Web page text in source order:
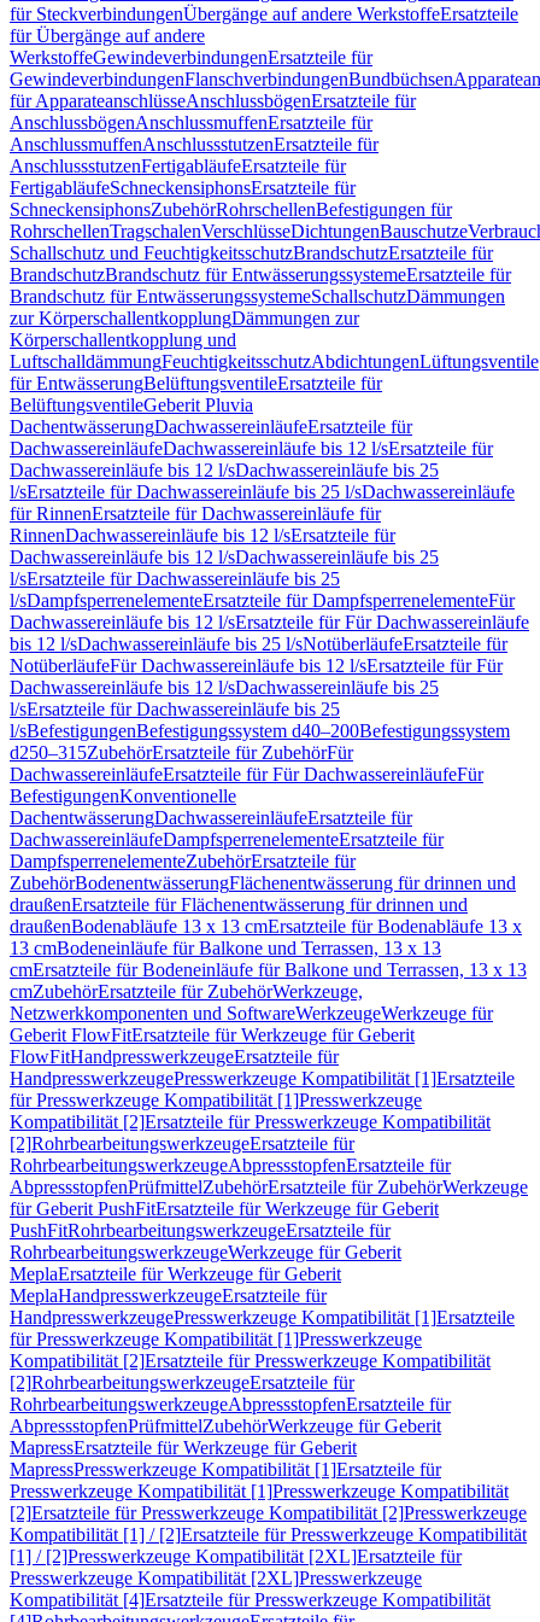
für SteckverbindungenÜbergänge auf andere WerkstoffeErsatzteile
für Übergänge auf andere
WerkstoffeGewindeverbindungenErsatzteile für
GewindeverbindungenFlanschverbindungenBundbüchsen
für ApparateanschlüsseAnschlussbögenErsatzteile für
AnschlussbögenAnschlussmuffenErsatzteile für
AnschlussmuffenAnschlussstutzenErsatzteile für
AnschlussstutzenFertigabläufeErsatzteile für
FertigabläufeSchneckensiphonsErsatzteile für
SchneckensiphonsZubehörRohrschellenBefestigungen für
RohrschellenTragschalenVerschlüsseDichtungenBauschutze
Schallschutz und FeuchtigkeitsschutzBrandschutzErsatzteile für
BrandschutzBrandschutz für EntwässerungssystemeErsatzteile für
Brandschutz für EntwässerungssystemeSchallschutzDämmungen
zur KörperschallentkopplungDämmungen zur
Körperschallentkopplung und
LuftschalldämmungFeuchtigkeitsschutzAbdichtungenLüftungsventile
für EntwässerungBelüftungsventileErsatzteile für
BelüftungsventileGeberit Pluvia
DachentwässerungDachwassereinläufeErsatzteile für
DachwassereinläufeDachwassereinläufe bis 12 l/sErsatzteile für
Dachwassereinläufe bis 12 l/sDachwassereinläufe bis 25
l/sErsatzteile für Dachwassereinläufe bis 25 l/sDachwassereinläufe
für RinnenErsatzteile für Dachwassereinläufe für
RinnenDachwassereinläufe bis 12 l/sErsatzteile für
Dachwassereinläufe bis 12 l/sDachwassereinläufe bis 25
l/sErsatzteile für Dachwassereinläufe bis 25
l/sDampfsperrenelementeErsatzteile für DampfsperrenelementeFür
Dachwassereinläufe bis 12 l/sErsatzteile für Für Dachwassereinläufe
bis 12 l/sDachwassereinläufe bis 25 l/sNotüberläufeErsatzteile für
NotüberläufeFür Dachwassereinläufe bis 12 l/sErsatzteile für Für
Dachwassereinläufe bis 12 l/sDachwassereinläufe bis 25
l/sErsatzteile für Dachwassereinläufe bis 25
l/sBefestigungenBefestigungssystem d40–200Befestigungssystem
d250–315ZubehörErsatzteile für ZubehörFür
DachwassereinläufeErsatzteile für Für DachwassereinläufeFür
BefestigungenKonventionelle
DachentwässerungDachwassereinläufeErsatzteile für
DachwassereinläufeDampfsperrenelementeErsatzteile für
DampfsperrenelementeZubehörErsatzteile für
ZubehörBodenentwässerungFlächenentwässerung für drinnen und
draußenErsatzteile für Flächenentwässerung für drinnen und
draußenBodenabläufe 13 x 13 cmErsatzteile für Bodenabläufe 13 x
13 cmBodeneinläufe für Balkone und Terrassen, 13 x 13
cmErsatzteile für Bodeneinläufe für Balkone und Terrassen, 13 x 13
cmZubehörErsatzteile für ZubehörWerkzeuge,
Netzwerkkomponenten und SoftwareWerkzeugeWerkzeuge für
Geberit FlowFitErsatzteile für Werkzeuge für Geberit
FlowFitHandpresswerkzeugeErsatzteile für
HandpresswerkzeugePresswerkzeuge Kompatibilität [1]Ersatzteile
für Presswerkzeuge Kompatibilität [1]Presswerkzeuge
Kompatibilität [2]Ersatzteile für Presswerkzeuge Kompatibilität
[2]RohrbearbeitungswerkzeugeErsatzteile für
RohrbearbeitungswerkzeugeAbpressstopfenErsatzteile für
AbpressstopfenPrüfmittelZubehörErsatzteile für ZubehörWerkzeuge
für Geberit PushFitErsatzteile für Werkzeuge für Geberit
PushFitRohrbearbeitungswerkzeugeErsatzteile für
RohrbearbeitungswerkzeugeWerkzeuge für Geberit
MeplaErsatzteile für Werkzeuge für Geberit
MeplaHandpresswerkzeugeErsatzteile für
HandpresswerkzeugePresswerkzeuge Kompatibilität [1]Ersatzteile
für Presswerkzeuge Kompatibilität [1]Presswerkzeuge
Kompatibilität [2]Ersatzteile für Presswerkzeuge Kompatibilität
[2]RohrbearbeitungswerkzeugeErsatzteile für
RohrbearbeitungswerkzeugeAbpressstopfenErsatzteile für
AbpressstopfenPrüfmittelZubehörWerkzeuge für Geberit
MapressErsatzteile für Werkzeuge für Geberit
MapressPresswerkzeuge Kompatibilität [1]Ersatzteile für
Presswerkzeuge Kompatibilität [1]Presswerkzeuge Kompatibilität
[2]Ersatzteile für Presswerkzeuge Kompatibilität [2]Presswerkzeuge
Kompatibilität [1] / [2]Ersatzteile für Presswerkzeuge Kompatibilität
[1] / [2]Presswerkzeuge Kompatibilität [2XL]Ersatzteile für
Presswerkzeuge Kompatibilität [2XL]Presswerkzeuge
Kompatibilität [4]Ersatzteile für Presswerkzeuge Kompatibilität